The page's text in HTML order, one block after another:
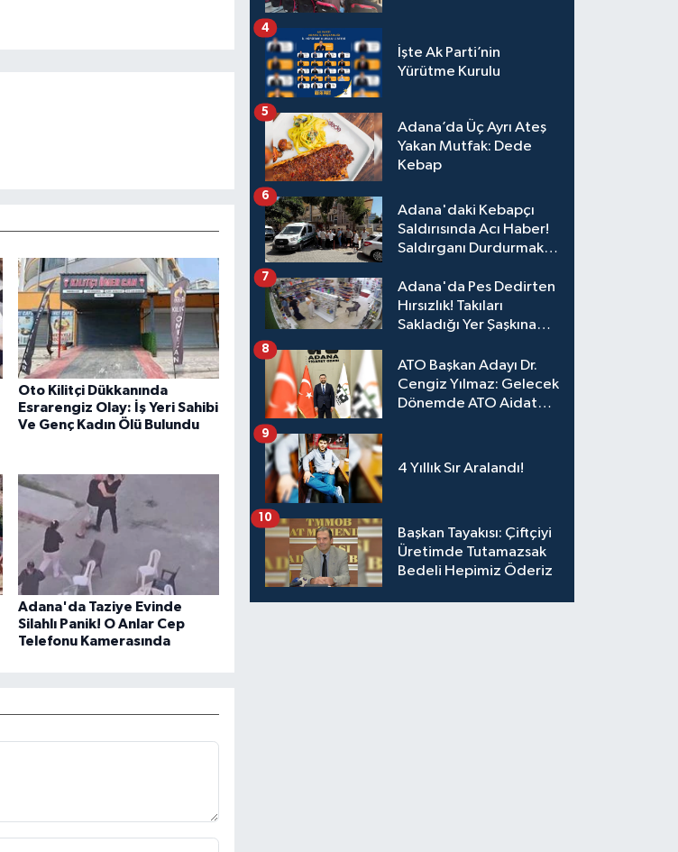
Oto Kilitçi Dükkanında
Esrarengiz Olay: İş Yeri Sahibi
Ve Genç Kadın Ölü Bulundu
Adana'da Taziye Evinde
Silahlı Panik! O Anlar Cep
Telefonu Kamerasında
İşte Ak Parti’nin
Yürütme Kurulu
4
Adana’da Üç Ayrı Ateş
Yakan Mutfak: Dede
Kebap
5
Adana'daki Kebapçı
Saldırısında Acı Haber!
Saldırganı Durdurmak
Kaybetti
6
Adana'da Pes Dedirten
Hırsızlık! Takıları
Sakladığı Yer Şaşkına
7
ATO Başkan Adayı Dr.
Cengiz Yılmaz: Gelecek
Dönemde ATO Aidat
Adana'ya Yatırılacak
8
4 Yıllık Sır Aralandı!
9
Başkan Tayakısı: Çiftçiyi
Üretimde Tutamazsak
Bedeli Hepimiz Öderiz
10